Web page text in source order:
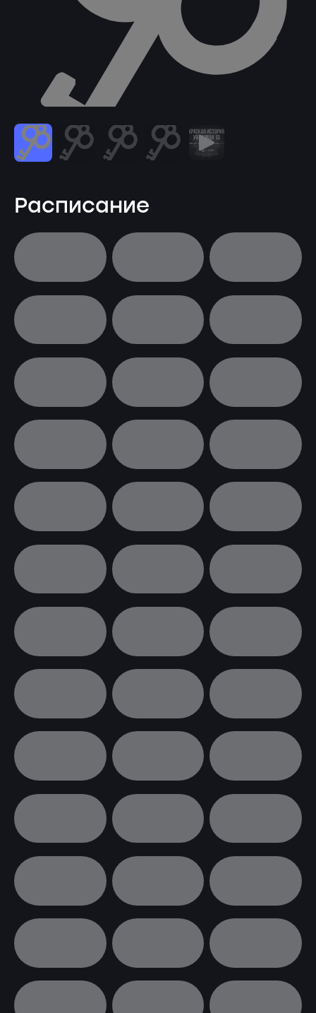
Расписание